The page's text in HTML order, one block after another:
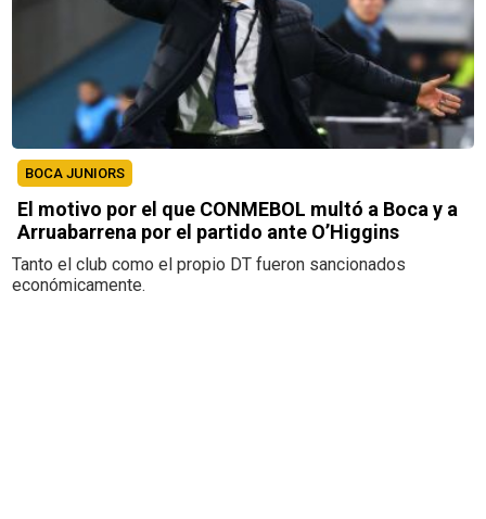
BOCA JUNIORS
El motivo por el que CONMEBOL multó a Boca y a
Arruabarrena por el partido ante O’Higgins
Tanto el club como el propio DT fueron sancionados
económicamente.